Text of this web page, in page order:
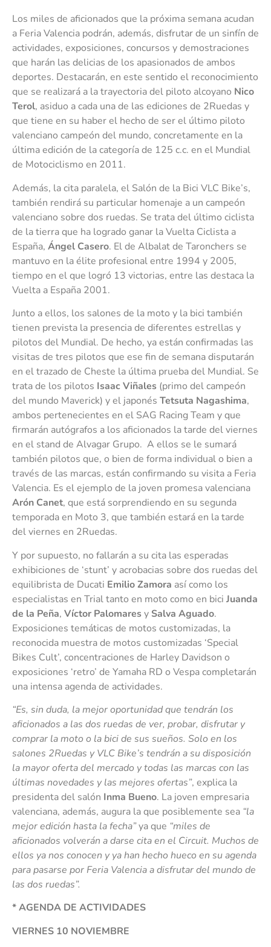
Los miles de aficionados que la próxima semana acudan
a Feria Valencia podrán, además, disfrutar de un sinfín de
actividades, exposiciones, concursos y demostraciones
que harán las delicias de los apasionados de ambos
deportes. Destacarán, en este sentido el reconocimiento
que se realizará a la trayectoria del piloto alcoyano Nico
Terol, asiduo a cada una de las ediciones de 2Ruedas y
que tiene en su haber el hecho de ser el último piloto
valenciano campeón del mundo, concretamente en la
última edición de la categoría de 125 c.c. en el Mundial
de Motociclismo en 2011.
Además, la cita paralela, el Salón de la Bici VLC Bike’s,
también rendirá su particular homenaje a un campeón
valenciano sobre dos ruedas. Se trata del último ciclista
de la tierra que ha logrado ganar la Vuelta Ciclista a
España, Ángel Casero. El de Albalat de Taronchers se
mantuvo en la élite profesional entre 1994 y 2005,
tiempo en el que logró 13 victorias, entre las destaca la
Vuelta a España 2001.
Junto a ellos, los salones de la moto y la bici también
tienen prevista la presencia de diferentes estrellas y
pilotos del Mundial. De hecho, ya están confirmadas las
visitas de tres pilotos que ese fin de semana disputarán
en el trazado de Cheste la última prueba del Mundial. Se
trata de los pilotos Isaac Viñales (primo del campeón
del mundo Maverick) y el japonés Tetsuta Nagashima,
ambos pertenecientes en el SAG Racing Team y que
firmarán autógrafos a los aficionados la tarde del viernes
en el stand de Alvagar Grupo. A ellos se le sumará
también pilotos que, o bien de forma individual o bien a
través de las marcas, están confirmando su visita a Feria
Valencia. Es el ejemplo de la joven promesa valenciana
Arón Canet, que está sorprendiendo en su segunda
temporada en Moto 3, que también estará en la tarde
del viernes en 2Ruedas.
Y por supuesto, no fallarán a su cita las esperadas
exhibiciones de ‘stunt’ y acrobacias sobre dos ruedas del
equilibrista de Ducati Emilio Zamora así como los
especialistas en Trial tanto en moto como en bici Juanda
de la Peña, Víctor Palomaresy Salva Aguado.
Exposiciones temáticas de motos customizadas, la
reconocida muestra de motos customizadas ‘Special
Bikes Cult’, concentraciones de Harley Davidson o
exposiciones ‘retro’ de Yamaha RD o Vespa completarán
una intensa agenda de actividades.
“Es, sin duda, la mejor oportunidad que tendrán los
aficionados a las dos ruedas de ver, probar, disfrutar y
comprar la moto o la bici de sus sueños. Solo en los
salones 2Ruedas y VLC Bike’s tendrán a su disposición
la mayor oferta del mercado y todas las marcas con las
últimas novedades y las mejores ofertas”, explica la
presidenta del salón Inma Bueno. La joven empresaria
valenciana, además, augura la que posiblemente sea “la
mejor edición hasta la fecha”ya que “miles de
aficionados volverán a darse cita en el Circuit. Muchos de
ellos ya nos conocen y ya han hecho hueco en su agenda
para pasarse por Feria Valencia a disfrutar del mundo de
las dos ruedas”.
* AGENDA DE ACTIVIDADES
VIERNES 10 NOVIEMBRE